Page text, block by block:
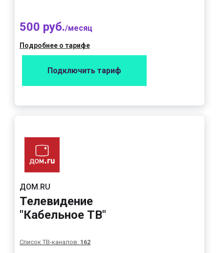
500 руб./месяц
Подробнее о тарифе
Подключить тариф
ДОМ.RU
Телевидение
"Кабельное ТВ"
Список ТВ-каналов: 162